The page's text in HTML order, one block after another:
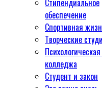
обеспечение
Спортивная
Творческие
колледжа
Студент и закон